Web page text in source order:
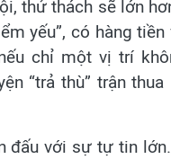
thử thách sẽ lớn
yếu”, có hàng
chỉ một vị trí
“trả thù” trận
đấu với sự tự tin